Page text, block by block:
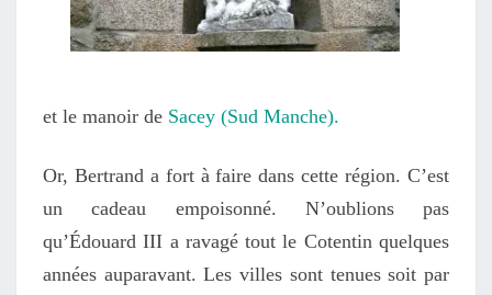
et le manoir de Sacey (Sud Manche).
Or, Bertrand a fort à faire dans cette région. C’est
un cadeau empoisonné. N’oublions pas
qu’Édouard III a ravagé tout le Cotentin quelques
années auparavant. Les villes sont tenues soit par